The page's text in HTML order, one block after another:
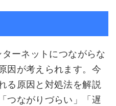
ーネットにつながらな
因が考えられます。今
る原因と対処法を解説
つながりづらい」「遅